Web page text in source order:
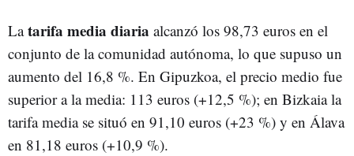
Latarifa media diaria alcanzó los 98,73 euros en el
conjunto de la comunidad autónoma, lo que supuso un
aumento del 16,8 %. En Gipuzkoa, el precio medio fue
superior a la media: 113 euros (+12,5 %); en Bizkaia la
tarifa media se situó en 91,10 euros (+23 %) y en Álava
en 81,18 euros (+10,9 %).